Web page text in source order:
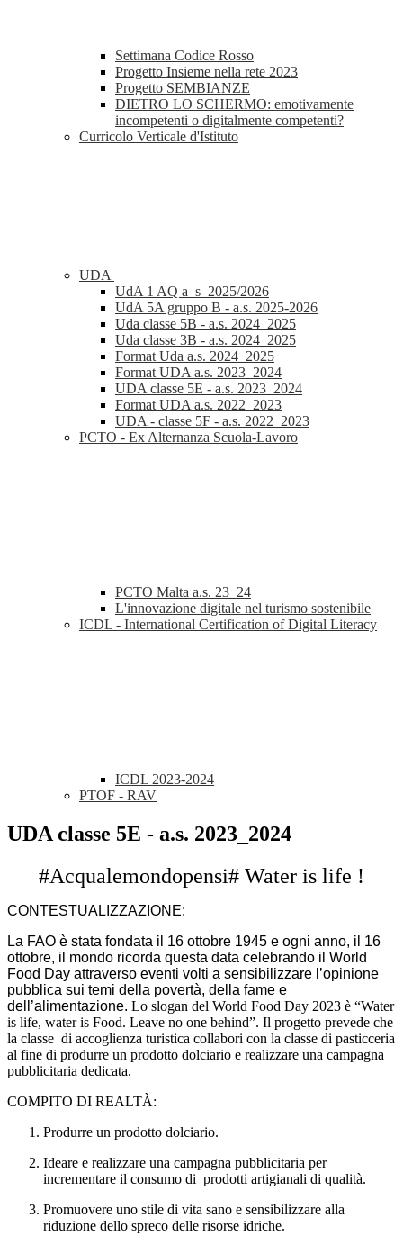
Settimana Codice Rosso
Progetto Insieme nella rete 2023
Progetto SEMBIANZE
DIETRO LO SCHERMO: emotivamente
incompetenti o digitalmente competenti?
Curricolo Verticale d'Istituto
UDA
UdA 1 AQ a_s_2025/2026
UdA 5A gruppo B - a.s. 2025-2026
Uda classe 5B - a.s. 2024_2025
Uda classe 3B - a.s. 2024_2025
Format Uda a.s. 2024_2025
Format UDA a.s. 2023_2024
UDA classe 5E - a.s. 2023_2024
Format UDA a.s. 2022_2023
UDA - classe 5F - a.s. 2022_2023
PCTO - Ex Alternanza Scuola-Lavoro
PCTO Malta a.s. 23_24
L'innovazione digitale nel turismo sostenibile
ICDL - International Certification of Digital Literacy
ICDL 2023-2024
PTOF - RAV
UDA classe 5E - a.s. 2023_2024
#Acqualemondopensi# Water is life !
CONTESTUALIZZAZIONE:
La FAO è stata fondata il 16 ottobre 1945 e ogni anno, il 16
ottobre, il mondo ricorda questa data celebrando il World
Food Day attraverso eventi volti a sensibilizzare l’opinione
pubblica sui temi della povertà, della fame e
dell’alimentazione. Lo slogan del World Food Day 2023 è “Water
is life, water is Food. Leave no one behind”. Il progetto prevede che
la classe di accoglienza turistica collabori con la classe di pasticceria
al fine di produrre un prodotto dolciario e realizzare una campagna
pubblicitaria dedicata.
COMPITO DI REALTÀ:
Produrre un prodotto dolciario.
Ideare e realizzare una campagna pubblicitaria per
incrementare il consumo di prodotti artigianali di qualità.
Promuovere uno stile di vita sano e sensibilizzare alla
riduzione dello spreco delle risorse idriche.